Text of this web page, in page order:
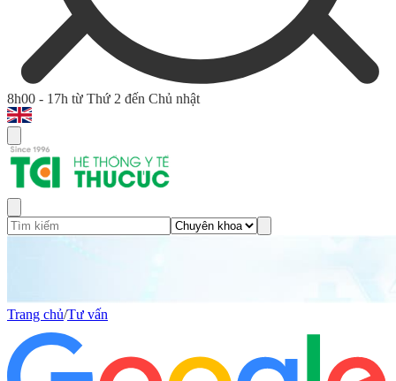
8h00 - 17h từ Thứ 2 đến Chủ nhật
Trang chủ/Tư vấn